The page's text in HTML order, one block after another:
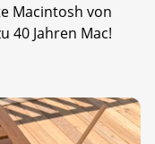
Macintosh von
40 Jahren Mac!